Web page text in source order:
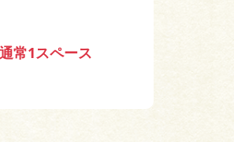
常1スペース